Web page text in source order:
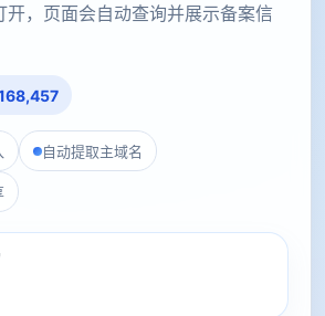
开，页面会自动查询并展示备案信
自动提取主域名